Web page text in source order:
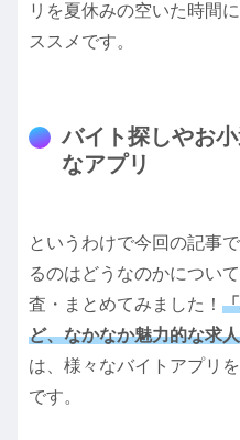
リを夏休みの空いた時間
ススメです。
バイト探しやお
なアプリ
というわけで今回の記事
るのはどうなのかについ
査・まとめてみました！
ど、なかなか魅力的な求
は、様々なバイトアプリ
です。